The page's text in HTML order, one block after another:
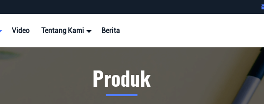
Video Tentang Kami Berita
Produk